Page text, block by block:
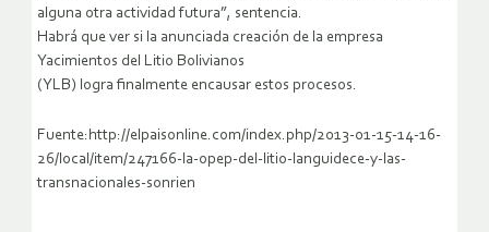
alguna otra actividad futura”, sentencia.
Habrá que ver si la anunciada creación de la empresa
Yacimientos del Litio Bolivianos
(YLB) logra finalmente encausar estos procesos.
Fuente:http://elpaisonline.com/index.php/2013-01-15-14-16-
26/local/item/247166-la-opep-del-litio-languidece-y-las-
transnacionales-sonrien